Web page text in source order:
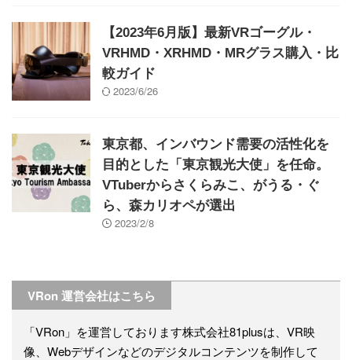
【2023年6月版】最新VRゴーグル・
VRHMD・XRHMD・MRグラス購入・比
較ガイド
2023/6/26
東京都、インバウンド需要の活性化を
目的とした「東京観光大使」を任命。
VTuberからさくらみこ、がうる・ぐ
ら、森カリオペが選出
2023/2/8
VRon 運営会社はこちら
「VRon」を運営しております株式会社81plusは、VR映
像、Webデザインなどのデジタルコンテンツを制作して